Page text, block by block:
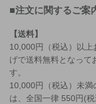
■注文に関するご案
送料
10,000円（税込）以上
げで送料無料となって
す。
10,000円（税込）未満
は、全国一律 550円(